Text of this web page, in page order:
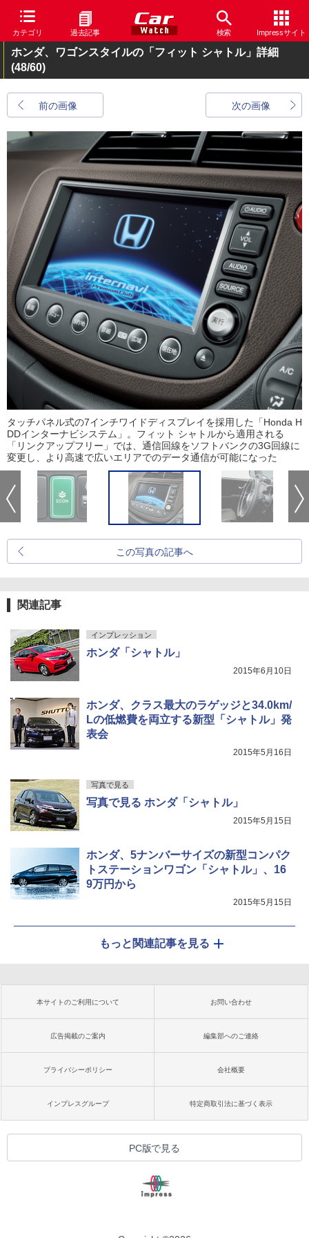
カテゴリ 過去記事 検索 Impressサイト
ホンダ、ワゴンスタイルの「フィット シャトル」詳細
(48/60)
前の画像 次の画像
タッチパネル式の7インチワイドディスプレイを採用した「Honda H
DDインターナビシステム」。フィット シャトルから適用される
「リンクアップフリー」では、通信回線をソフトバンクの3G回線に
変更し、より高速で広いエリアでのデータ通信が可能になった
この写真の記事へ
関連記事
インプレッション
ホンダ「シャトル」
2015年6月10日
ホンダ、クラス最大のラゲッジと34.0km/
Lの低燃費を両立する新型「シャトル」発
表会
2015年5月16日
写真で見る
写真で見る ホンダ「シャトル」
2015年5月15日
ホンダ、5ナンバーサイズの新型コンパク
トステーションワゴン「シャトル」、16
9万円から
2015年5月15日
もっと関連記事を見る
本サイトのご利用について お問い合わせ
広告掲載のご案内 編集部へのご連絡
プライバシーポリシー 会社概要
インプレスグループ 特定商取引法に基づく表示
PC版で見る